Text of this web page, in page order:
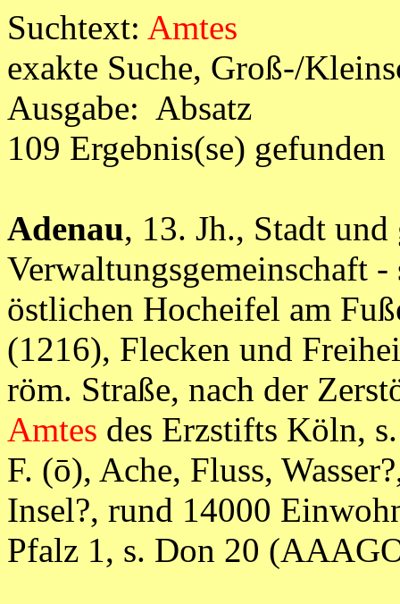
Suchtext: Amtes
exakte Suche, Groß-/
Ausgabe: Absatz
109 Ergebnis(se) gefunden
Adenau, 13. Jh., Stadt
Verwaltungsgemeinschaft
östlichen Hocheifel am
(1216), Flecken und
röm. Straße, nach der
Amtes des Erzstifts Köln,
F. (ō), Ache, Fluss,
Insel?, rund 14000
Pfalz 1, s. Don 20